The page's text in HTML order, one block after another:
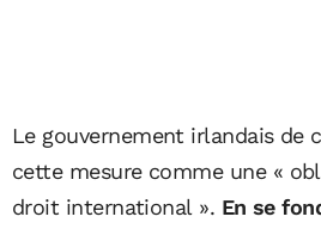
Le gouvernement irlandais de
cette mesure comme une «
droit international ». En se